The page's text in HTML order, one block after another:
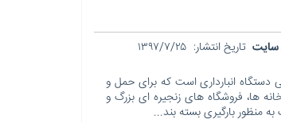
سایت تاریخ انتشار: ۱۳۹۷/۷/۲۵
انبارداری است که برای حمل و
ها، فروشگاه های زنجیره ای بزرگ و
منظور بارگیری بسته بند...